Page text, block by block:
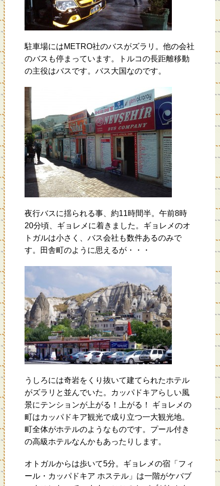
駐車場にはMETRO社のバスがズラリ。他の会社
のバスも停まっています。トルコの長距離移動
の主役はバスです。バス大国なのです。
夜行バスに揺られる事、約11時間半。午前8時
20分頃、ギョレメに着きました。ギョレメのオ
トガルは小さく、バス会社も数件あるのみで
す。田舎町のように思えるが・・・
うしろには奇岩をくり抜いて建てられたホテル
がズラリと並んでいた。カッパドキアらしい風
景にテンションが上がる！上がる！ ギョレメの
町はカッパドキア観光で成り立つ一大観光地。
町全体がホテルのようなものです。プール付き
の高級ホテルなんかもあったりします。
オトガルからは歩いて5分。ギョレメの宿「フィ
ール・カッパドキア ホステル」は一階がケバブ